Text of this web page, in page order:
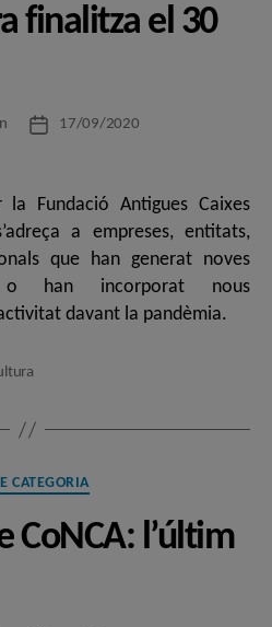
finalitza el 30
Data17/09/2020
Fundació Antigues Caixes
a empreses, entitats,
que han generat noves
o han incorporat nous
davant la pandèmia.
Categories
CATEGORIA
CoNCA: l’últim